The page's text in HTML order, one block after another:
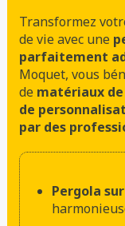
Transformez
de vie avec une
parfaitement
Moquet, vous
de matériaux
de
par des
Pergola